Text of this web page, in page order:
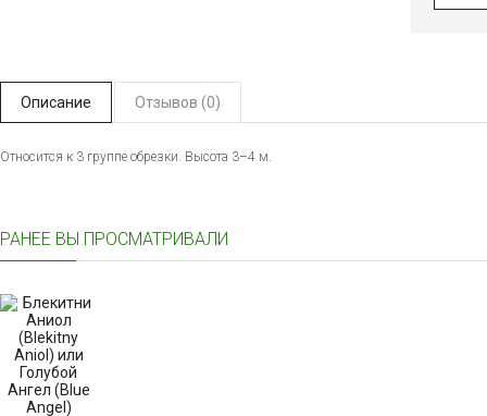
Описание Отзывов (0)
Относится к 3 группе обрезки. Высота 3–4 м.
РАНЕЕ ВЫ ПРОСМАТРИВАЛИ